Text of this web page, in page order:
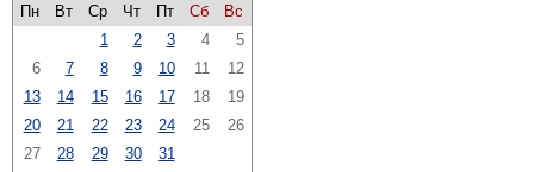
Пн
Вт Ср Чт Пт Сб
Вс
1
2 3 4
5
6
7 8 9 10 11
12
13
14 15 16 17 18
19
20
21 22 23 24 25
26
27
28 29 30 31